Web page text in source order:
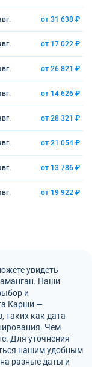
от 31 638 ₽
от 17 022 ₽
от 26 821 ₽
от 14 626 ₽
от 28 321 ₽
от 21 054 ₽
от 13 786 ₽
от 19 922 ₽
увидеть
Наши
и
Карши —
таких как дата
Чем
Для уточнения
нашим удобным
разные даты и